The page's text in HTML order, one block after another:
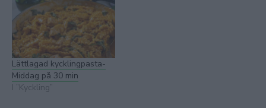
Lättlagad kycklingpasta-
Middag på 30 min
I ”Kyckling”